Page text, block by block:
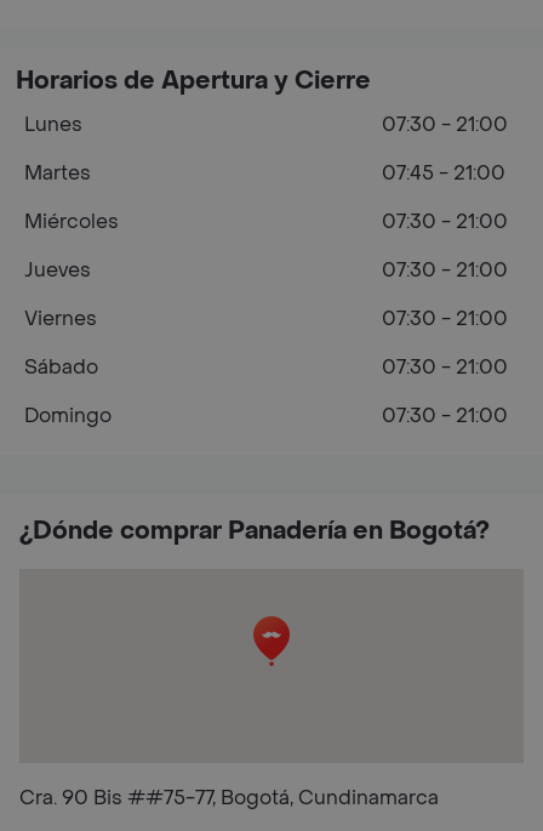
¿Dónde comprar Panadería en Bogotá?
Cra. 90 Bis ##75-77, Bogotá, Cundinamarca
Horarios de Apertura y Cierre
Lunes
07:30 - 21:00
Martes
07:45 - 21:00
Miércoles
07:30 - 21:00
Jueves
07:30 - 21:00
Viernes
07:30 - 21:00
Sábado
07:30 - 21:00
Domingo
07:30 - 21:00